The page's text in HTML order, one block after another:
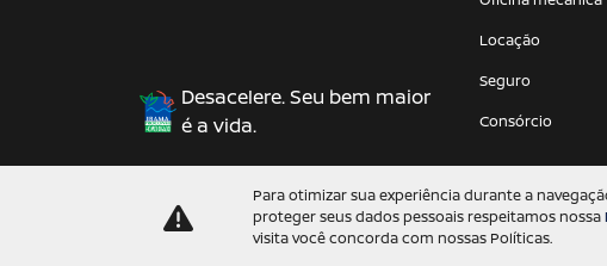
Desacelere. Seu bem maior
é a vida.
Locação
Seguro
Consórcio
Para otimizar sua experiência durante a
proteger seus dados pessoais respeitamos nossa
visita você concorda com nossas Políticas.